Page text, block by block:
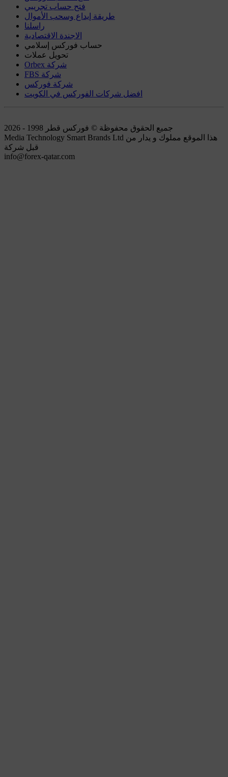
فتح حساب تجريبي
طريقة إيداع وسحب الأموال
راسلنا
الاجندة الاقتصادية
حساب فوركس إسلامي
تحويل عملات
Orbex شركة
FBS شركة
شركة فوركس
افضل شركات الفوركس في الكويت
جميع الحقوق محفوظة © فوركس قطر 1998 - 2026
Media Technology Smart Brands Ltd هذا الموقع مملوك و يدار من
قبل شركة
info@forex-qatar.com